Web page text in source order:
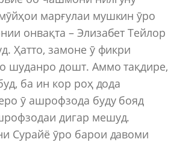
марғулаи мушкин ӯро
онвақта – Элизабет Тейлор
Ҳатто, замоне ӯ фикри
шуданро дошт. Аммо тақдире,
ба ин кор роҳ дода
ӯ ашрофзода буду бояд
дигар мешуд.
Сурайё ӯро барои давоми